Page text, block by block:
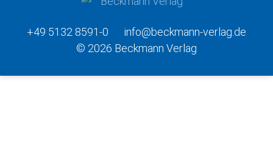
+49 5132 8591-0
info@beckmann-verlag.de
© 2026 Beckmann Verlag